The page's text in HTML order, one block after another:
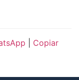
Copiar